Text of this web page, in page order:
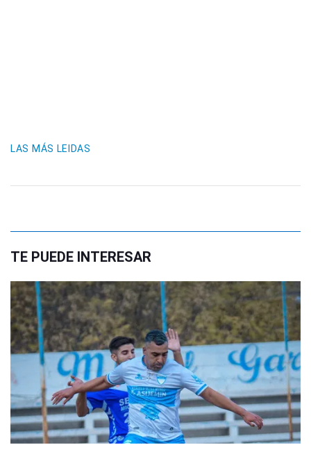
LAS MÁS LEIDAS
TE PUEDE INTERESAR